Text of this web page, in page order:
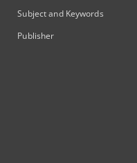
Subject and Keywords
Publisher